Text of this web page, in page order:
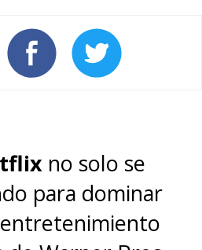
no solo se
para dominar